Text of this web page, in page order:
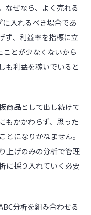
なぜなら、よく売れる
入れるべき場合であ
ず、利益率を指標に立
とが少なくないから
も利益を稼いでいると
商品として出し続けて
もかかわらず、思った
とになりかねません。
上げのみの分析で管理
に採り入れていく必要
分析を組み合わせる